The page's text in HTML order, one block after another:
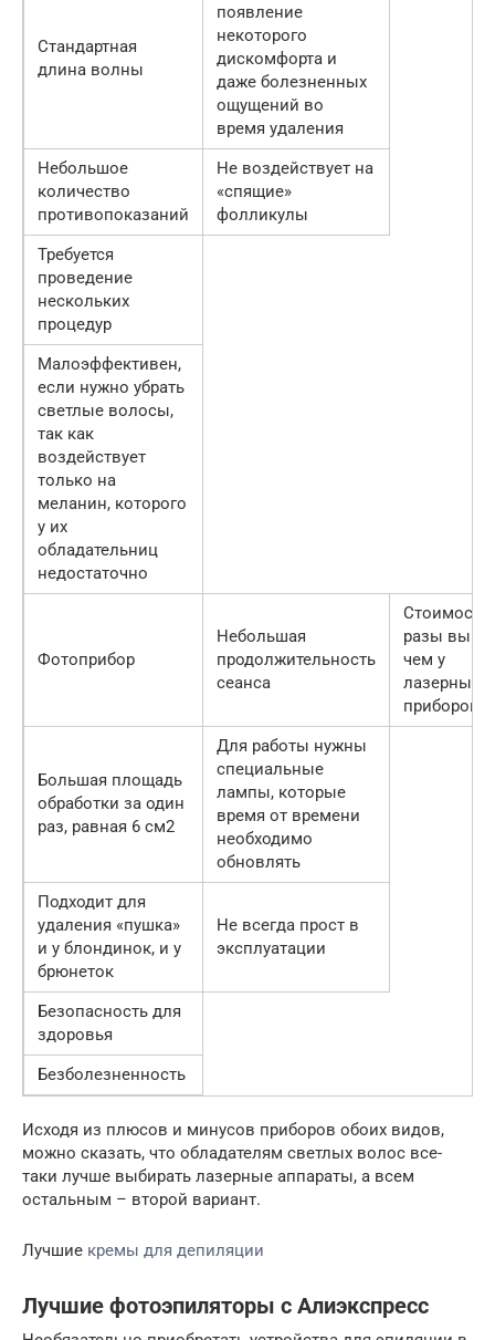
Стандартная
длина волны
появление
некоторого
дискомфорта и
даже болезненных
ощущений во
время удаления
Небольшое
количество
противопоказаний
Не воздействует на
«спящие»
фолликулы
Требуется
проведение
нескольких
процедур
Малоэффективен,
если нужно убрать
светлые волосы,
так как
воздействует
только на
меланин, которого
у их
обладательниц
недостаточно
Фотоприбор
Небольшая
продолжительность
сеанса
Стоимость
разы выше,
чем у
лазерных
приборов
Большая площадь
обработки за один
раз, равная 6 см2
Для работы нужны
специальные
лампы, которые
время от времени
необходимо
обновлять
Подходит для
удаления «пушка»
и у блондинок, и у
брюнеток
Не всегда прост в
эксплуатации
Безопасность для
здоровья
Безболезненность
Исходя из плюсов и минусов приборов обоих видов,
можно сказать, что обладателям светлых волос все-
таки лучше выбирать лазерные аппараты, а всем
остальным – второй вариант.
Лучшие кремы для депиляции
Лучшие фотоэпиляторы с Алиэкспресс